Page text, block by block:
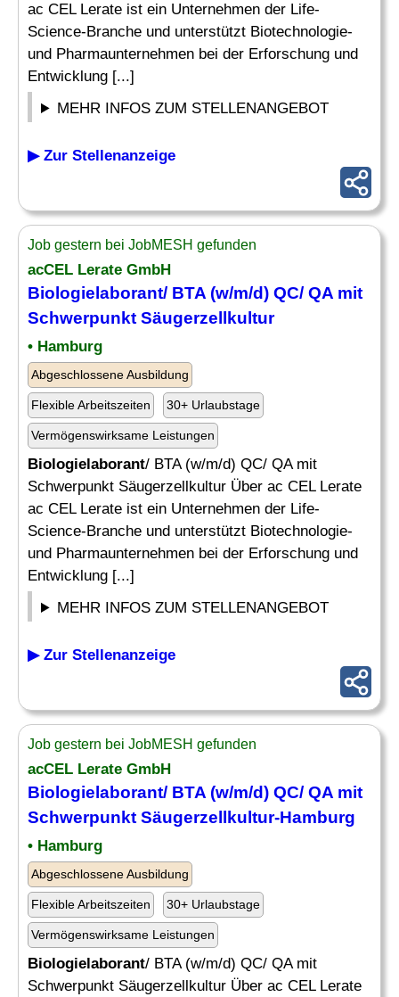
ac CEL Lerate ist ein Unternehmen der Life-
Science-Branche und unterstützt Biotechnologie-
und Pharmaunternehmen bei der Erforschung und
Entwicklung [...]
MEHR INFOS ZUM STELLENANGEBOT
▶ Zur Stellenanzeige
Job gestern bei JobMESH gefunden
acCEL Lerate GmbH
Biologielaborant/ BTA (w/m/d) QC/ QA mit
Schwerpunkt Säugerzellkultur
• Hamburg
Abgeschlossene Ausbildung
Flexible Arbeitszeiten 30+ Urlaubstage
Vermögenswirksame Leistungen
Biologielaborant/ BTA (w/m/d) QC/ QA mit
Schwerpunkt Säugerzellkultur Über ac CEL Lerate
ac CEL Lerate ist ein Unternehmen der Life-
Science-Branche und unterstützt Biotechnologie-
und Pharmaunternehmen bei der Erforschung und
Entwicklung [...]
MEHR INFOS ZUM STELLENANGEBOT
▶ Zur Stellenanzeige
Job gestern bei JobMESH gefunden
acCEL Lerate GmbH
Biologielaborant/ BTA (w/m/d) QC/ QA mit
Schwerpunkt Säugerzellkultur-Hamburg
• Hamburg
Abgeschlossene Ausbildung
Flexible Arbeitszeiten 30+ Urlaubstage
Vermögenswirksame Leistungen
Biologielaborant/ BTA (w/m/d) QC/ QA mit
Schwerpunkt Säugerzellkultur Über ac CEL Lerate